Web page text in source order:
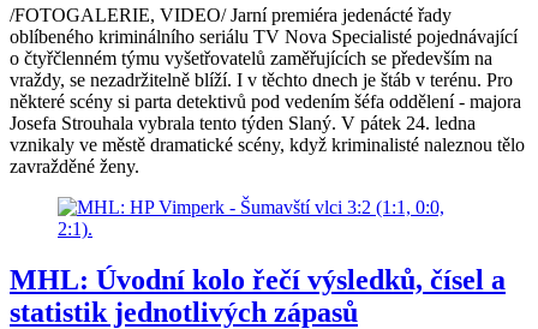
/FOTOGALERIE, VIDEO/ Jarní premiéra jedenácté řady
oblíbeného kriminálního seriálu TV Nova Specialisté pojednávající
o čtyřčlenném týmu vyšetřovatelů zaměřujících se především na
vraždy, se nezadržitelně blíží. I v těchto dnech je štáb v terénu. Pro
některé scény si parta detektivů pod vedením šéfa oddělení - majora
Josefa Strouhala vybrala tento týden Slaný. V pátek 24. ledna
vznikaly ve městě dramatické scény, když kriminalisté naleznou tělo
zavražděné ženy.
MHL: Úvodní kolo řečí výsledků, čísel a
statistik jednotlivých zápasů